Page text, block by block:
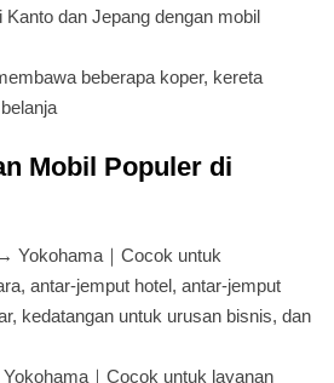
Kanto dan Jepang dengan mobil
beberapa koper, kereta
Mobil Populer di
Yokohama｜Cocok untuk
antar-jemput hotel, antar-jemput
kedatangan untuk urusan bisnis, dan
｜Cocok untuk layanan